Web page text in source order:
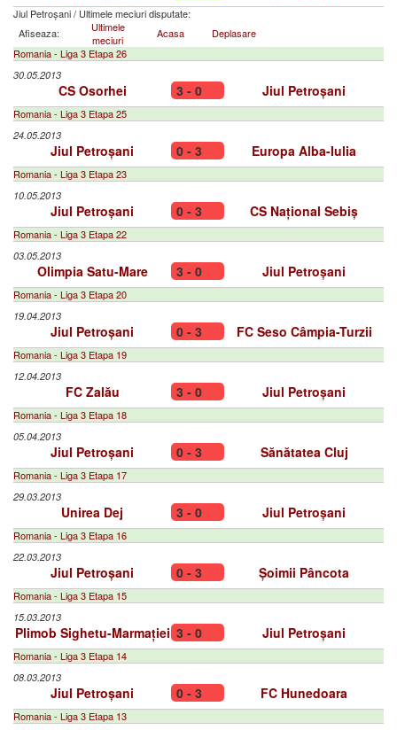
Jiul Petroșani/ Ultimele meciuri disputate:
Afiseaza:
Ultimele
meciuri
Acasa
Deplasare
Romania - Liga 3 Etapa 26
30.05.2013
CS Osorhei 3 - 0 Jiul Petroșani
Romania - Liga 3 Etapa 25
24.05.2013
Jiul Petroșani 0 - 3 Europa Alba-Iulia
Romania - Liga 3 Etapa 23
10.05.2013
Jiul Petroșani 0 - 3 CS Național Sebiș
Romania - Liga 3 Etapa 22
03.05.2013
Olimpia Satu-Mare 3 - 0 Jiul Petroșani
Romania - Liga 3 Etapa 20
19.04.2013
Jiul Petroșani 0 - 3 FC Seso Câmpia-Turzii
Romania - Liga 3 Etapa 19
12.04.2013
FC Zalău 3 - 0 Jiul Petroșani
Romania - Liga 3 Etapa 18
05.04.2013
Jiul Petroșani 0 - 3 Sănătatea Cluj
Romania - Liga 3 Etapa 17
29.03.2013
Unirea Dej 3 - 0 Jiul Petroșani
Romania - Liga 3 Etapa 16
22.03.2013
Jiul Petroșani 0 - 3 Șoimii Pâncota
Romania - Liga 3 Etapa 15
15.03.2013
Plimob Sighetu-Marmației 3 - 0 Jiul Petroșani
Romania - Liga 3 Etapa 14
08.03.2013
Jiul Petroșani 0 - 3 FC Hunedoara
Romania - Liga 3 Etapa 13